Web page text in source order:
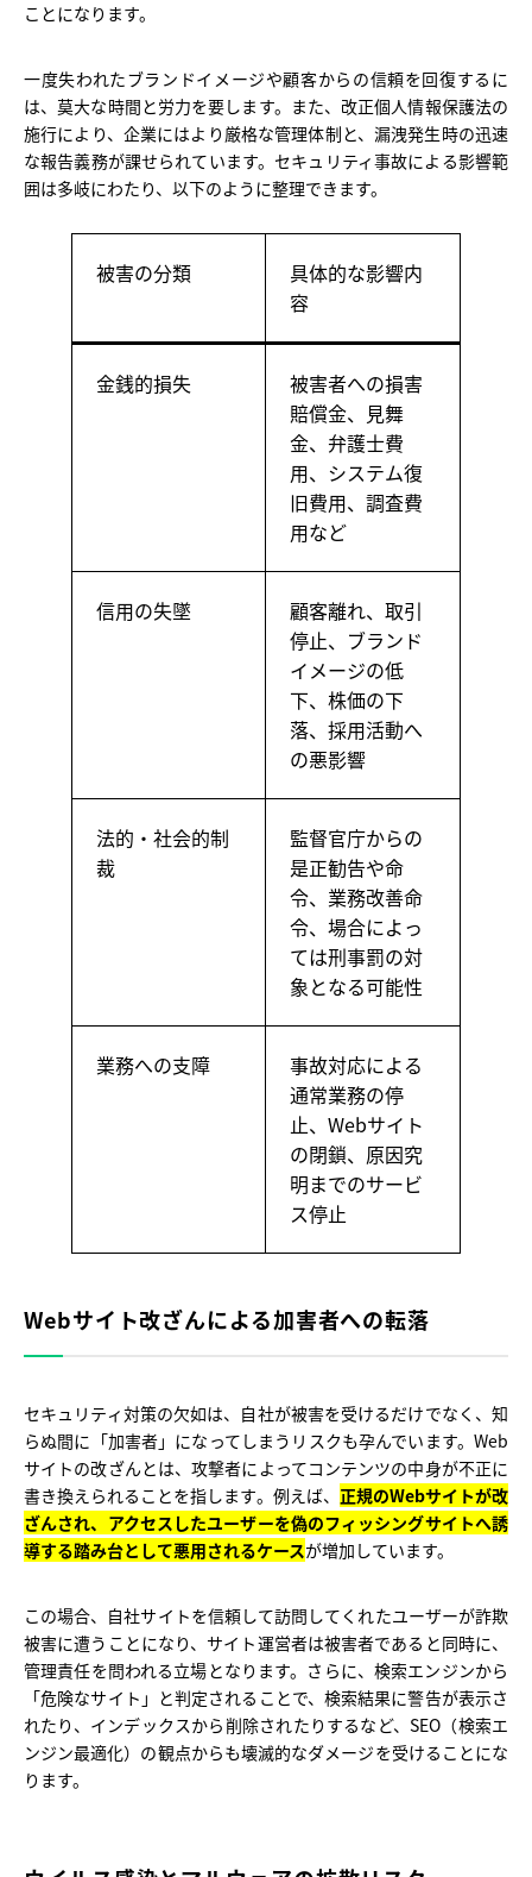
ことになります。
一度失われたブランドイメージや顧客からの信頼を回復するに
は、莫大な時間と労力を要します。また、改正個人情報保護法の
施行により、企業にはより厳格な管理体制と、漏洩発生時の迅速
な報告義務が課せられています。セキュリティ事故による影響範
囲は多岐にわたり、以下のように整理できます。
被害の分類
具体的な影響内
容
金銭的損失
被害者への損害
賠償金、見舞
金、弁護士費
用、システム復
旧費用、調査費
用など
信用の失墜
顧客離れ、取引
停止、ブランド
イメージの低
下、株価の下
落、採用活動へ
の悪影響
法的・社会的制
裁
監督官庁からの
是正勧告や命
令、業務改善命
令、場合によっ
ては刑事罰の対
象となる可能性
業務への支障
事故対応による
通常業務の停
止、Webサイト
の閉鎖、原因究
明までのサービ
ス停止
Webサイト改ざんによる加害者への転落
セキュリティ対策の欠如は、自社が被害を受けるだけでなく、知
らぬ間に「加害者」になってしまうリスクも孕んでいます。Web
サイトの改ざんとは、攻撃者によってコンテンツの中身が不正に
書き換えられることを指します。例えば、 正規のWebサイトが改
ざんされ、アクセスしたユーザーを偽のフィッシングサイトへ誘
導する踏み台として悪用されるケースが増加しています。
この場合、自社サイトを信頼して訪問してくれたユーザーが詐欺
被害に遭うことになり、サイト運営者は被害者であると同時に、
管理責任を問われる立場となります。さらに、検索エンジンから
「危険なサイト」と判定されることで、検索結果に警告が表示さ
れたり、インデックスから削除されたりするなど、SEO（検索エ
ンジン最適化）の観点からも壊滅的なダメージを受けることにな
ります。